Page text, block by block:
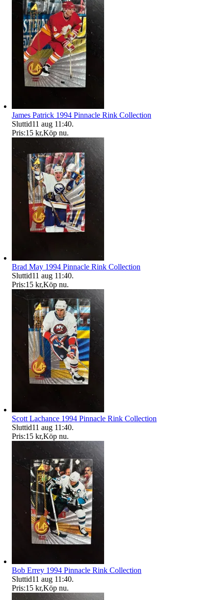
James Patrick 1994 Pinnacle Rink Collection
Sluttid11 aug 11:40.
Pris:15 kr,Köp nu.
Brad May 1994 Pinnacle Rink Collection
Sluttid11 aug 11:40.
Pris:15 kr,Köp nu.
Scott Lachance 1994 Pinnacle Rink Collection
Sluttid11 aug 11:40.
Pris:15 kr,Köp nu.
Bob Errey 1994 Pinnacle Rink Collection
Sluttid11 aug 11:40.
Pris:15 kr,Köp nu.